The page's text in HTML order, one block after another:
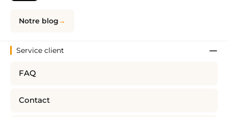
Notre blog
Service client
FAQ
Contact